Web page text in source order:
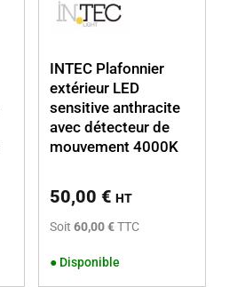
INTEC Plafonnier
extérieur LED
sensitive anthracite
avec détecteur de
mouvement 4000K
50,00 € HT
Soit 60,00 €TTC
● Disponible